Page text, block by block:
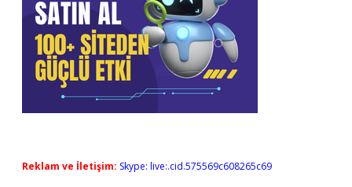
Reklam ve İletişim: Skype: live:.cid.575569c608265c69